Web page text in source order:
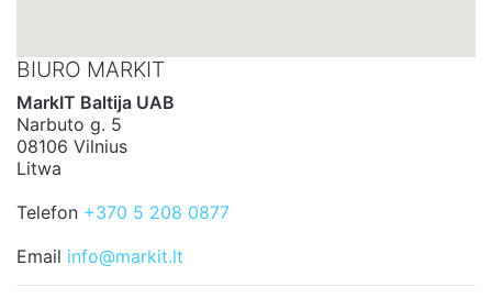
BIURO MARKIT
MarkIT Baltija UAB
Narbuto g. 5
08106 Vilnius
Litwa
Telefon +370 5 208 0877
Email info@markit.lt